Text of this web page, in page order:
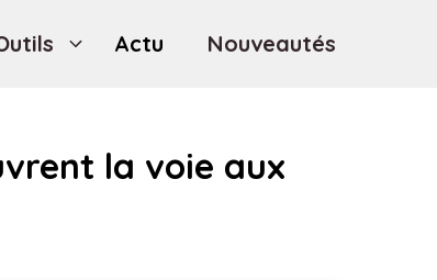
Actu Nouveautés
la voie aux